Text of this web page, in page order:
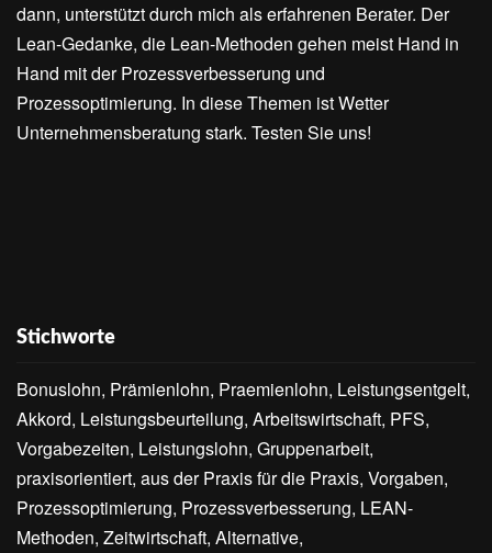
dann, unterstützt durch mich als erfahrenen Berater. Der
Lean-Gedanke, die Lean-Methoden gehen meist Hand in
Hand mit der Prozessverbesserung und
Prozessoptimierung. In diese Themen ist Wetter
Unternehmensberatung stark. Testen Sie uns!
Stichworte
Bonuslohn, Prämienlohn, Praemienlohn, Leistungsentgelt,
Akkord, Leistungsbeurteilung, Arbeitswirtschaft, PFS,
Vorgabezeiten, Leistungslohn, Gruppenarbeit,
praxisorientiert, aus der Praxis für die Praxis, Vorgaben,
Prozessoptimierung, Prozessverbesserung, LEAN-
Methoden, Zeitwirtschaft, Alternative,